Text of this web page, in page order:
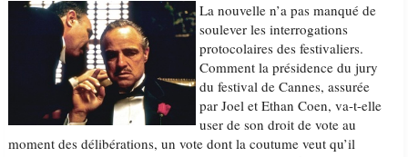
La nouvelle n’a pas manqué de
soulever les interrogations
protocolaires des festivaliers.
Comment la présidence du jury
du festival de Cannes, assurée
par Joel et Ethan Coen, va-t-elle
user de son droit de vote au
moment des délibérations, un vote dont la coutume veut qu’il